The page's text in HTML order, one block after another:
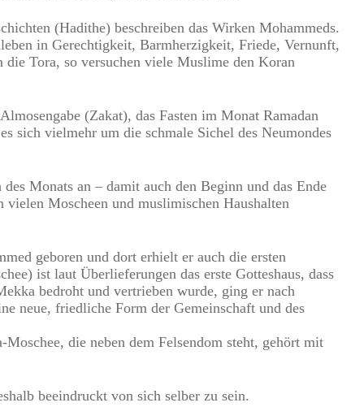
(Hadithe) beschreiben das Wirken Mohammeds.
in Gerechtigkeit, Barmherzigkeit, Friede, Vernunft,
Tora, so versuchen viele Muslime den Koran
(Zakat), das Fasten im Monat Ramadan
sich vielmehr um die schmale Sichel des Neumondes
Monats an – damit auch den Beginn und das Ende
Moscheen und muslimischen Haushalten
geboren und dort erhielt er auch die ersten
ist laut Überlieferungen das erste Gotteshaus, dass
bedroht und vertrieben wurde, ging er nach
neue, friedliche Form der Gemeinschaft und des
die neben dem Felsendom steht, gehört mit
beeindruckt von sich selber zu sein.